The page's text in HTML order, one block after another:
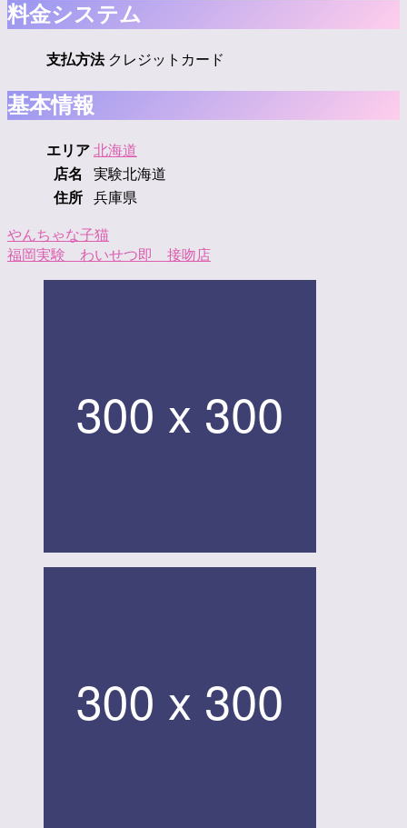
料金システム
支払方法 クレジットカード
基本情報
エリア 北海道
店名
実験北海道
住所 兵庫県
投
稿
やんちゃな子猫
福岡実験 わいせつ即 接吻店